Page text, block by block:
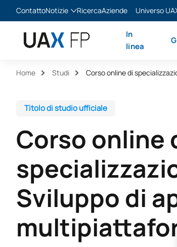
ContattoNotizie
Notizie
RicercaAziende
Universo
XTART
In
linea
Home Studi
Titolo di studio ufficiale
Corso online
Sviluppo di